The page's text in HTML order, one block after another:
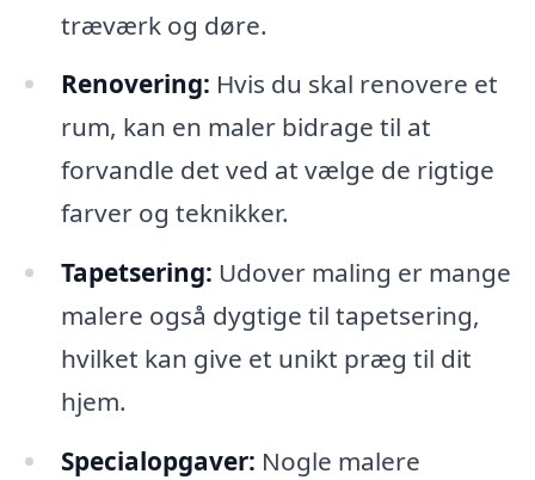
træværk og døre.
Renovering: Hvis du skal renovere et
rum, kan en maler bidrage til at
forvandle det ved at vælge de rigtige
farver og teknikker.
Tapetsering: Udover maling er mange
malere også dygtige til tapetsering,
hvilket kan give et unikt præg til dit
hjem.
Specialopgaver: Nogle malere